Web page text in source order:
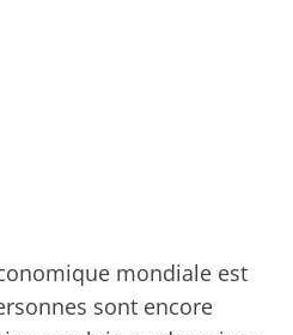
mondiale est
sont encore